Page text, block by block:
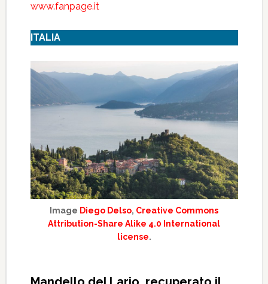
www.fanpage.it
ITALIA
Image Diego Delso, Creative Commons
Attribution-Share Alike 4.0 International
license.